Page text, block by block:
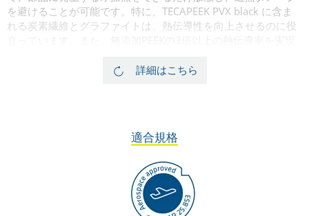
を避けることが可能です。特に、TECAPEEK PVX black に含ま
れる炭素繊維とグラファイトは、熱伝導性を向上させるのに役
ルシャフトØ4mmを用い、摺動速度0～22mm/s、荷重30Nで
PEEK PVXは、非金属製の素材と組み合わせた場合にも、優れた
トライボロジ性能特性を発揮すると同時に、優れた耐薬品性も
維持されます。また、ドライ環境、ウェット環境どちらでも使
詳細はこちら
適合規格